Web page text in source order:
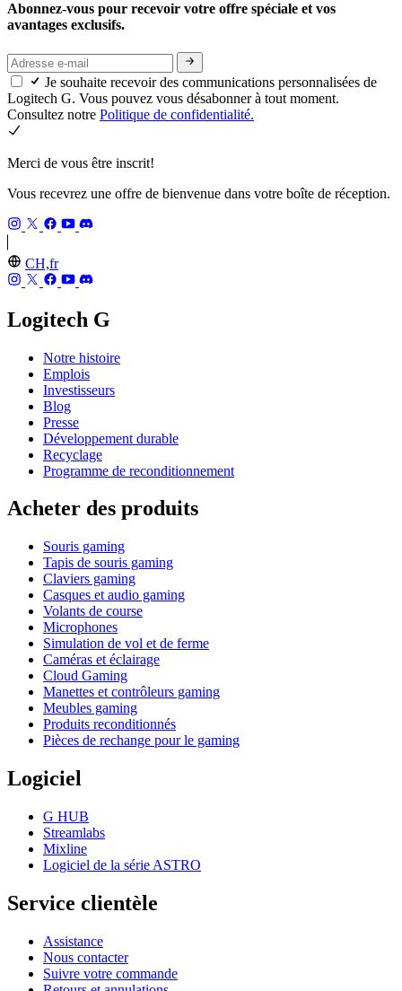
Abonnez-vous pour recevoir votre offre spéciale et vos
avantages exclusifs.
Je souhaite recevoir des communications personnalisées de
Logitech G. Vous pouvez vous désabonner à tout moment.
Consultez notre Politique de confidentialité.
Merci de vous être inscrit!
Vous recevrez une offre de bienvenue dans votre boîte de réception.
CH,fr
Logitech G
Notre histoire
Emplois
Investisseurs
Blog
Presse
Développement durable
Recyclage
Programme de reconditionnement
Acheter des produits
Souris gaming
Tapis de souris gaming
Claviers gaming
Casques et audio gaming
Volants de course
Microphones
Simulation de vol et de ferme
Caméras et éclairage
Cloud Gaming
Manettes et contrôleurs gaming
Meubles gaming
Produits reconditionnés
Pièces de rechange pour le gaming
Logiciel
G HUB
Streamlabs
Mixline
Logiciel de la série ASTRO
Service clientèle
Assistance
Nous contacter
Suivre votre commande